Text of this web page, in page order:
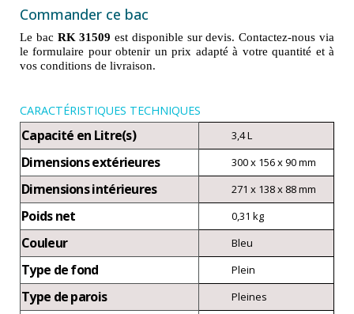
Commander ce bac
Le bac RK 31509 est disponible sur devis. Contactez-nous via
le formulaire pour obtenir un prix adapté à votre quantité et à
vos conditions de livraison.
CARACTÉRISTIQUES TECHNIQUES
Capacité en Litre(s) 3,4 L
Dimensions extérieures 300 x 156 x 90 mm
Dimensions intérieures 271 x 138 x 88 mm
Poids net 0,31 kg
Couleur Bleu
Type de fond Plein
Type de parois Pleines